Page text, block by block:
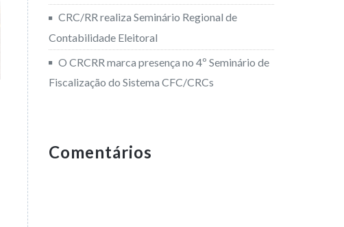
CRC/RR realiza Seminário Regional de
Contabilidade Eleitoral
O CRCRR marca presença no 4º Seminário de
Fiscalização do Sistema CFC/CRCs
Comentários